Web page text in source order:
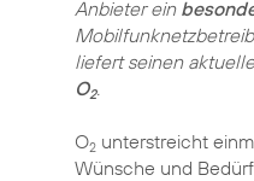
Anbieter ein
liefert seinen
O2.
O2 unterstreicht
Wünsche und